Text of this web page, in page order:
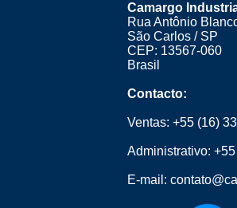
Camargo
Rua Antônio
São Carlos / SP
CEP: 13567-060
Brasil
Contacto:
Ventas: +55 (16)
Administrativo:
E-mail: